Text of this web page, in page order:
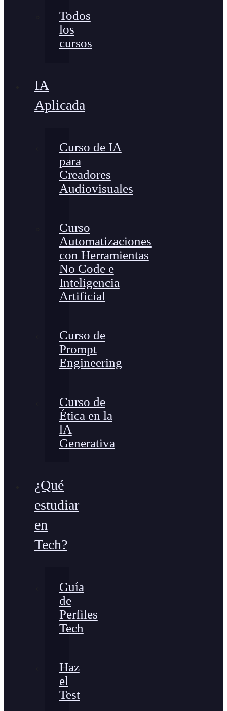
Todos
los
cursos
IA
Aplicada
Curso de IA
para
Creadores
Audiovisuales
Curso
Automatizaciones
con Herramientas
No Code e
Inteligencia
Artificial
Curso de
Prompt
Engineering
Curso de
Ética en la
lA
Generativa
¿Qué
estudiar
en
Tech?
Guía
de
Perfiles
Tech
Haz
el
Test